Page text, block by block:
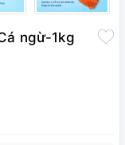
ngừ-1kg